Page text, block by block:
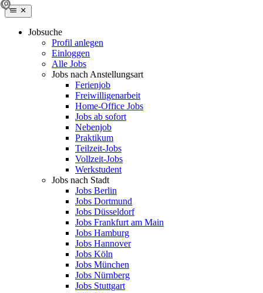
Jobsuche
Profil anlegen
Einloggen
Alle Jobs
Jobs nach Anstellungsart
Ferienjob
Freiwilligenarbeit
Home-Office Jobs
Jobs ab sofort
Nebenjob
Praktikum
Teilzeit-Jobs
Vollzeit-Jobs
Werkstudent
Jobs nach Stadt
Jobs Berlin
Jobs Dortmund
Jobs Düsseldorf
Jobs Frankfurt am Main
Jobs Hamburg
Jobs Hannover
Jobs Köln
Jobs München
Jobs Nürnberg
Jobs Stuttgart